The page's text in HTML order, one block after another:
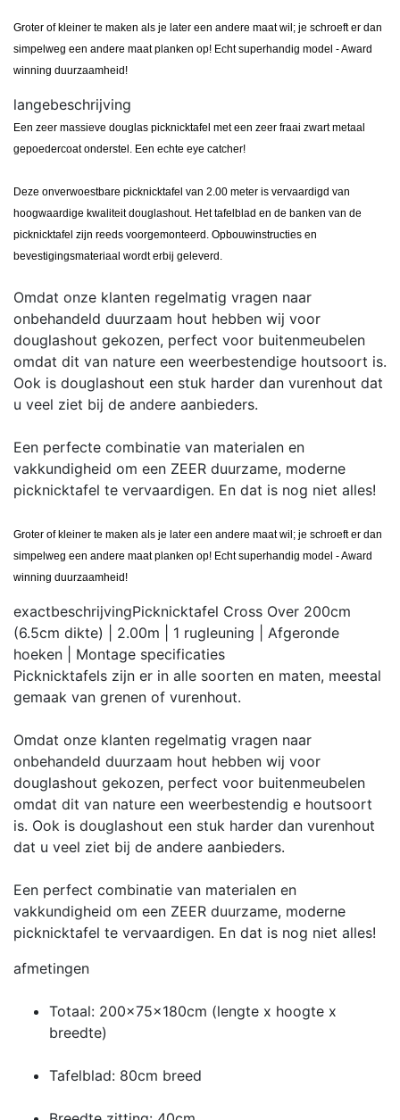
Groter of kleiner te maken als je later een andere maat wil; je schroeft er dan
simpelweg een andere maat planken op! Echt superhandig model - Award
winning duurzaamheid!
langebeschrijving
Een zeer massieve douglas picknicktafel met een zeer fraai zwart metaal
gepoedercoat onderstel. Een echte eye catcher!
Deze onverwoestbare picknicktafel van 2.00 meter is vervaardigd van
hoogwaardige kwaliteit douglashout. Het tafelblad en de banken van de
picknicktafel zijn reeds voorgemonteerd. Opbouwinstructies en
bevestigingsmateriaal wordt erbij geleverd.
Omdat onze klanten regelmatig vragen naar
onbehandeld duurzaam hout hebben wij voor
douglashout gekozen, perfect voor buitenmeubelen
omdat dit van nature een weerbestendige houtsoort is.
Ook is douglashout een stuk harder dan vurenhout dat
u veel ziet bij de andere aanbieders.
Een perfecte combinatie van materialen en
vakkundigheid om een ZEER duurzame, moderne
picknicktafel te vervaardigen. En dat is nog niet alles!
Groter of kleiner te maken als je later een andere maat wil; je schroeft er dan
simpelweg een andere maat planken op! Echt superhandig model - Award
winning duurzaamheid!
exactbeschrijvingPicknicktafel Cross Over 200cm
(6.5cm dikte) | 2.00m | 1 rugleuning | Afgeronde
hoeken | Montage specificaties
Picknicktafels zijn er in alle soorten en maten, meestal
gemaak van grenen of vurenhout.
Omdat onze klanten regelmatig vragen naar
onbehandeld duurzaam hout hebben wij voor
douglashout gekozen, perfect voor buitenmeubelen
omdat dit van nature een weerbestendig e houtsoort
is. Ook is douglashout een stuk harder dan vurenhout
dat u veel ziet bij de andere aanbieders.
Een perfect combinatie van materialen en
vakkundigheid om een ZEER duurzame, moderne
picknicktafel te vervaardigen. En dat is nog niet alles!
afmetingen
Totaal: 200x75x180cm (lengte x hoogte x
breedte)
Tafelblad: 80cm breed